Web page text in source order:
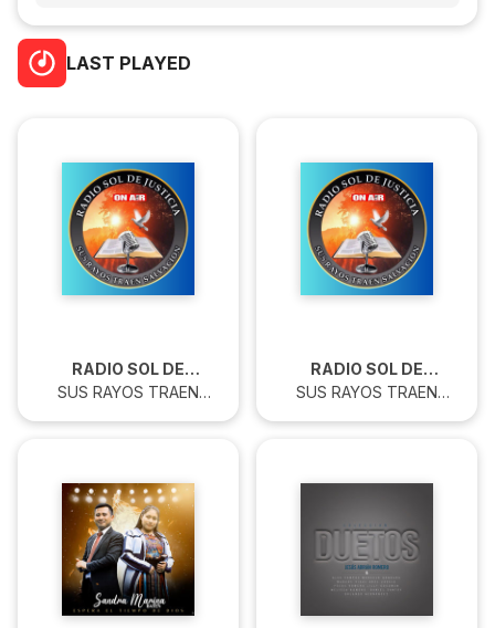
LAST PLAYED
RADIO SOL DE
JUSTICIA FM
SUS RAYOS TRAEN
RADIO SOL DE
JUSTICIA FM
SUS RAYOS TRAEN